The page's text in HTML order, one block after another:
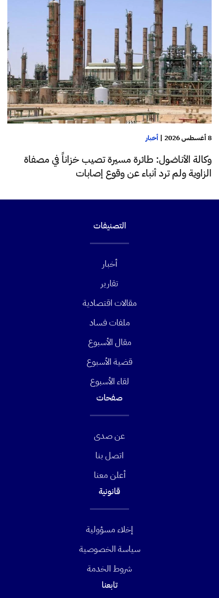
8 أغسطس 2026 | أخبار
وكالة الأناضول: طائرة مسيرة تصيب خزاناً في مصفاة
الزاوية ولم ترد أنباء عن وقوع إصابات
التصنيفات
أخبار
تقارير
مقالات اقتصادية
ملفات فساد
مقال الأسبوع
قضية الأسبوع
لقاء الأسبوع
صفحات
عن صدى
اتصل بنا
أعلن معنا
قانونية
إخلاء مسؤولية
سياسة الخصوصية
شروط الخدمة
تابعنا